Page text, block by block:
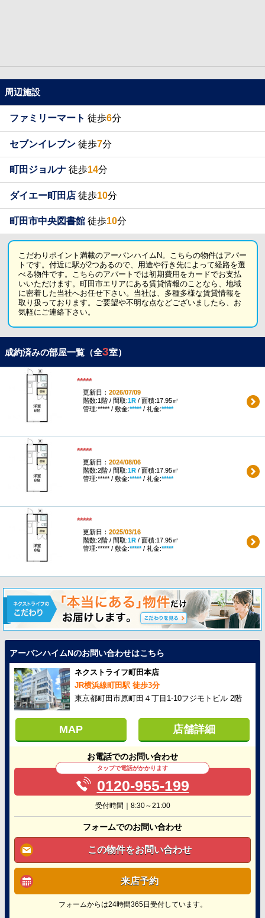
周辺施設
ファミリーマート 徒歩6分
セブンイレブン 徒歩7分
町田ジョルナ 徒歩14分
ダイエー町田店 徒歩10分
町田市中央図書館 徒歩10分
こだわりポイント満載のアーバンハイムN。こちらの物件はアパー
トです。付近に駅が2つあるので、用途や行き先によって経路を選
べる物件です。こちらのアパートでは初期費用をカードでお支払
いいただけます。町田市エリアにある賃貸情報のことなら、地域
に密着した当社へお任せ下さい。当社は、多種多様な賃貸情報を
取り扱っております。ご要望や不明な点などございましたら、お
気軽にご連絡下さい。
成約済みの部屋一覧（全3室）
*****
更新日： 2026/07/09
階数:1階 / 間取:1R/ 面積:17.95㎡
管理:***** / 敷金:*****/ 礼金:*****
*****
更新日： 2024/08/06
階数:2階 / 間取:1R/ 面積:17.95㎡
管理:***** / 敷金:*****/ 礼金:*****
*****
更新日： 2025/03/16
階数:2階 / 間取:1R/ 面積:17.95㎡
管理:***** / 敷金:*****/ 礼金:*****
アーバンハイムNのお問い合わせはこちら
ネクストライフ町田本店
JR横浜線町田駅 徒歩3分
東京都町田市原町田４丁目1-10フジモトビル 2階
MAP 店舗詳細
お電話でのお問い合わせ
タップで電話がかかります
0120-955-199
受付時間｜8:30～21:00
フォームでのお問い合わせ
この物件をお問い合わせ
来店予約
フォームからは24時間365日受付しています。